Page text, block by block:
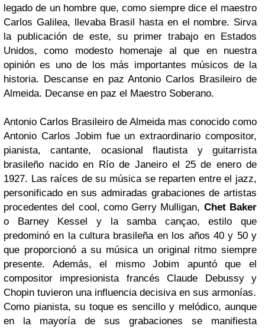
legado de un hombre que, como siempre dice el maestro
Carlos Galilea, llevaba Brasil hasta en el nombre. Sirva
la publicación de este, su primer trabajo en Estados
Unidos, como modesto homenaje al que en nuestra
opinión es uno de los más importantes músicos de la
historia. Descanse en pazAntonio Carlos Brasileiro de
Almeida. Decanse en paz el Maestro Soberano.
Antonio Carlos Brasileiro de Almeidamas conocido como
Antonio Carlos Jobim fue un extraordinario compositor,
pianista, cantante, ocasional flautista y guitarrista
brasileño nacido en Río de Janeiroel 25 de enero de
1927. Las raíces de su música se reparten entre el jazz,
personificado en sus admiradas grabaciones de artistas
procedentes del cool, comoGerry Mulligan, Chet Baker
o Barney Kessel y lasamba cançao, estilo que
predominó en la cultura brasileña en los años 40 y 50 y
que proporcionó a su música un original ritmo siempre
presente. Además, el mismoJobim apuntó que el
compositor impresionista francésClaude Debussyy
Chopin tuvieron una influencia decisiva en sus armonías.
Como pianista, su toque es sencillo y melódico, aunque
en la mayoría de sus grabaciones se manifiesta